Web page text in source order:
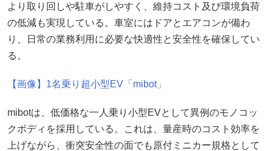
より取り回しや駐車がしやすく、維持コスト及び環境負荷
の低減も実現している。車室にはドアとエアコンが備わ
り、日常の業務利用に必要な快適性と安全性を確保してい
る。
【画像】1名乗り超小型EV「mibot」
mibotは、低価格な一人乗り小型EVとして異例のモノコッ
クボディを採用している。これは、量産時のコスト効率を
上げながら、衝突安全性の面でも原付ミニカー規格として